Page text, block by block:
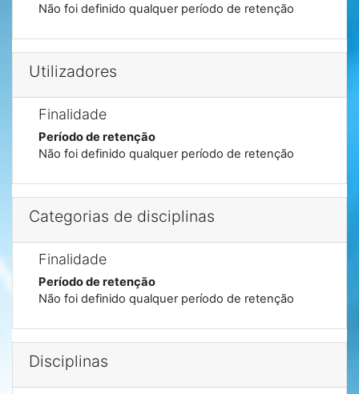
Não foi definido qualquer período de retenção
Utilizadores
Finalidade
Período de retenção
Não foi definido qualquer período de retenção
Categorias de disciplinas
Finalidade
Período de retenção
Não foi definido qualquer período de retenção
Disciplinas